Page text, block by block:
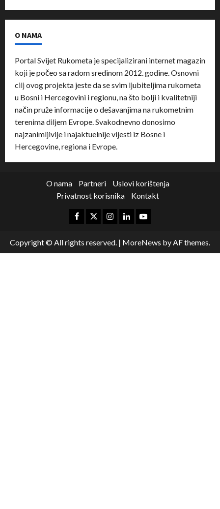
O NAMA
Portal Svijet Rukometa je specijalizirani internet magazin
koji je počeo sa radom sredinom 2012. godine. Osnovni
cilj ovog projekta jeste da se svim ljubiteljima rukometa
u Bosni i Hercegovini i regionu, na što bolji i kvalitetniji
način pruže informacije o dešavanjima na rukometnim
terenima diljem Evrope. Svakodnevno donosimo
najzanimljivije i najaktuelnije vijesti iz Bosne i
Hercegovine, regiona i Evrope.
O nama Partneri
Uslovi korištenja
Privatnost korisnika
Kontakt
Copyright © All rights reserved. | MoreNews by AF themes.